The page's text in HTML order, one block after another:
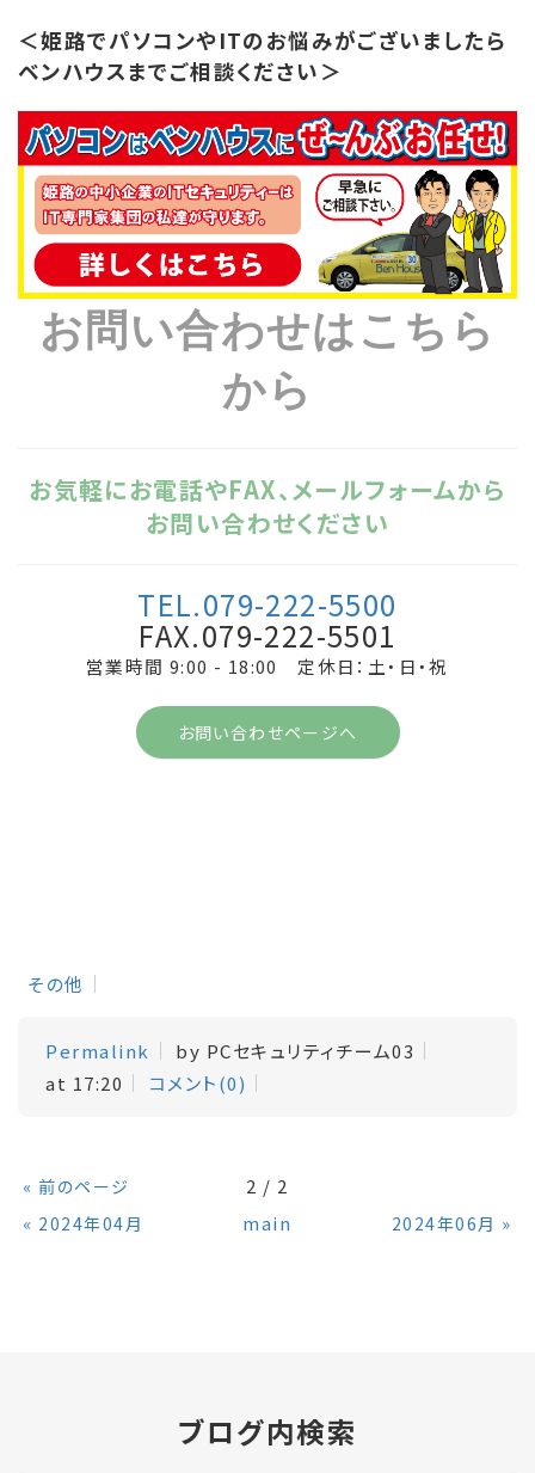
＜姫路でパソコンやITのお悩みがございましたら
ベンハウスまでご相談ください＞
お問い合わせはこちら
から
お気軽にお電話やFAX、メールフォームから
お問い合わせください
TEL.079-222-5500
FAX.079-222-5501
営業時間 9:00 - 18:00 定休日：土・日・祝
お問い合わせページへ
その他
Permalink
by PCセキュリティチーム03
at 17:20
コメント(0)
« 前のページ
2 / 2
« 2024年04月 main 2024年06月 »
ブログ内検索